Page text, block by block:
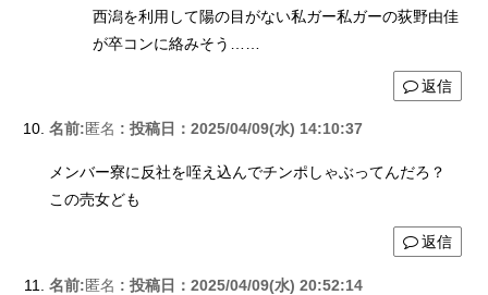
西潟を利用して陽の目がない私ガー私ガーの荻野由佳
が卒コンに絡みそう……
返信
名前:匿名 : 投稿日：2025/04/09(水) 14:10:37
メンバー寮に反社を咥え込んでチンポしゃぶってんだろ？
この売女ども
返信
名前:匿名 : 投稿日：2025/04/09(水) 20:52:14